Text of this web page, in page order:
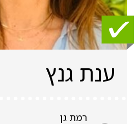
ענת גנץ
רמת גן